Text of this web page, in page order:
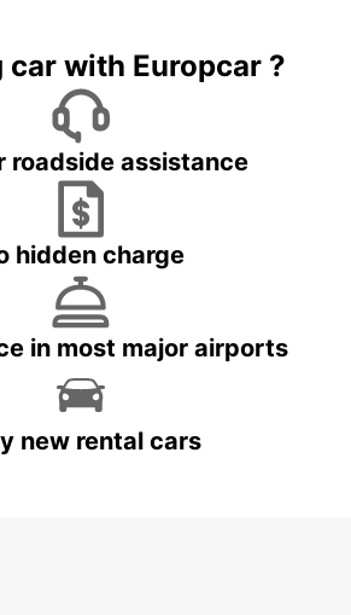
with Europcar ?
roadside assistance
hidden charge
in most major airports
new rental cars